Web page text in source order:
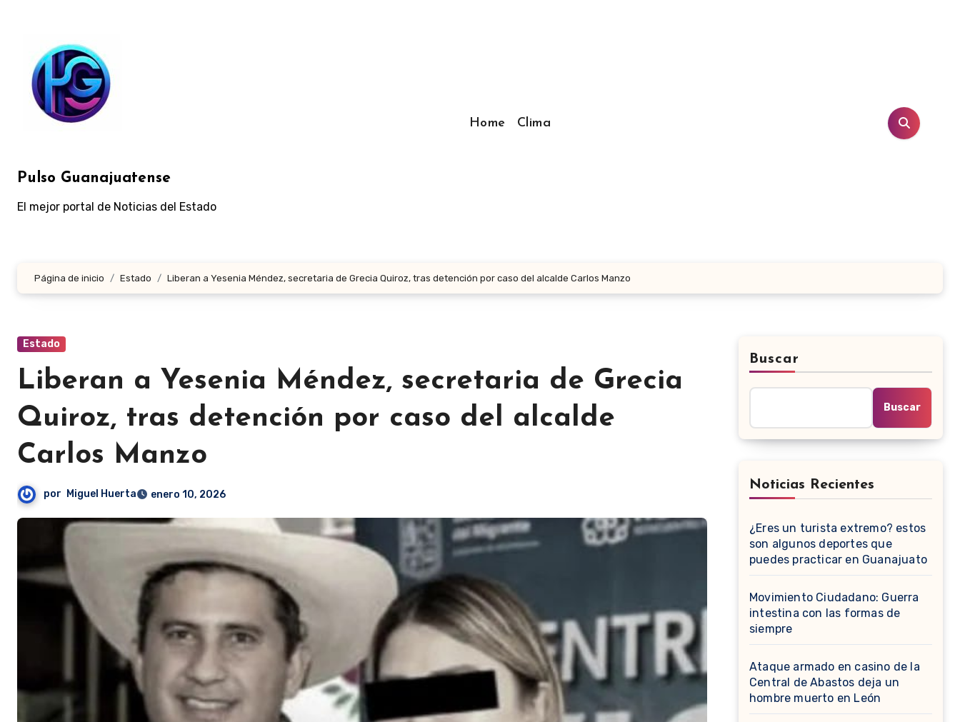
contenido
Pulso Guanajuatense
El mejor portal de Noticias del Estado
Home Clima
Página de inicio Estado Liberan a Yesenia Méndez, secretaria de Grecia Quiroz, tras detención por caso del alcalde Carlos Manzo
Estado
Liberan a Yesenia Méndez, secretaria de Grecia
Quiroz, tras detención por caso del alcalde
Carlos Manzo
por Miguel Huerta enero 10, 2026
Buscar
Buscar
Noticias Recientes
¿Eres un turista extremo? estos
son algunos deportes que
puedes practicar en Guanajuato
Movimiento Ciudadano: Guerra
intestina con las formas de
siempre
Ataque armado en casino de la
Central de Abastos deja un
hombre muerto en León